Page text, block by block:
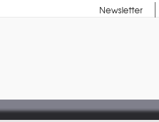
Newsletter